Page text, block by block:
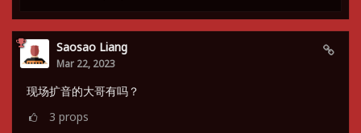
Saosao Liang
Mar 22, 2023
现场扩音的大哥有吗？
3 props